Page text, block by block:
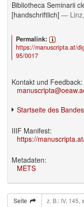
Bibliotheca Seminarii
[handschriftlich] —
Permalink:
https://manuscripta.at/
95/0017
Kontakt und Feedback:
Startseite des Bandes
IIIF Manifest:
https://
Metadaten:
METS
Seite